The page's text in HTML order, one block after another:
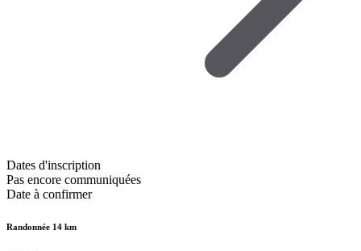
Dates d'inscription
Pas encore communiquées
Date à confirmer
Randonnée 14 km